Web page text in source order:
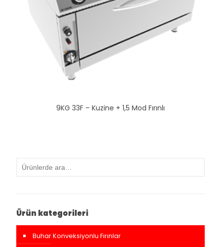
9KG 33F – Kuzine + 1,5 Mod Fırınlı
Ürün kategorileri
Buhar Konveksiyonlu Fırınlar